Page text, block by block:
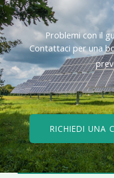
Problemi con il
Contattaci per una
RICHIEDI UNA